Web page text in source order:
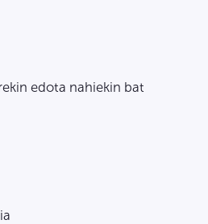
edota nahiekin bat